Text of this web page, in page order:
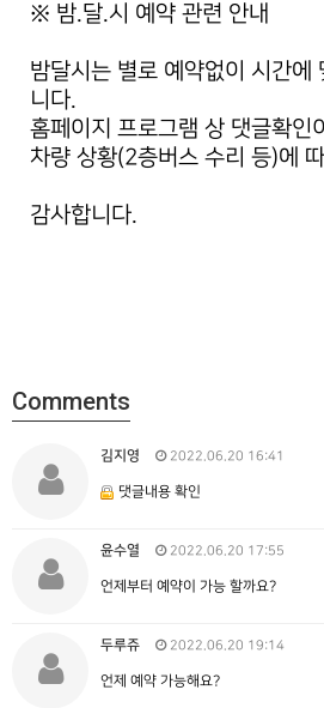
※ 밤.달.시 예약 관련 안내
밤달시는 별로 예약없이 시간
니다.
홈페이지 프로그램 상 댓글확
차량 상황(2층버스 수리 등)에
감사합니다.
Comments
김지영 2022.06.20 16:41
댓글내용 확인
윤수열 2022.06.20 17:55
언제부터 예약이 가능 할까요?
두루쥬 2022.06.20 19:14
언제 예약 가능해요?